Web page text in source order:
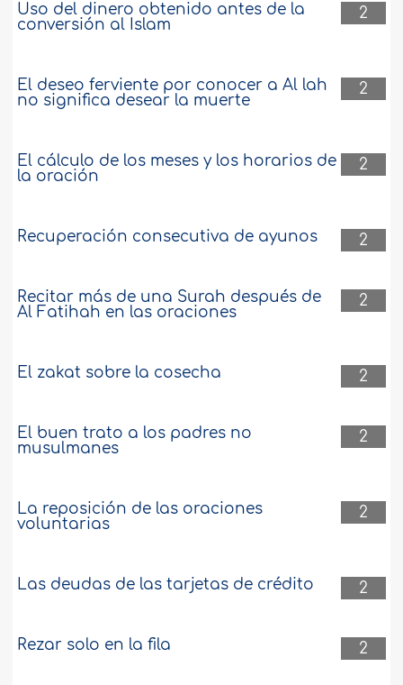
2
Uso del dinero obtenido antes de la
conversión al Islam
2
El deseo ferviente por conocer a Al lah
no significa desear la muerte
2
El cálculo de los meses y los horarios de
la oración
2
Recuperación consecutiva de ayunos
2
Recitar más de una Surah después de
Al Fatihah en las oraciones
2
El zakat sobre la cosecha
2
El buen trato a los padres no
musulmanes
2
La reposición de las oraciones
voluntarias
2
Las deudas de las tarjetas de crédito
2
Rezar solo en la fila